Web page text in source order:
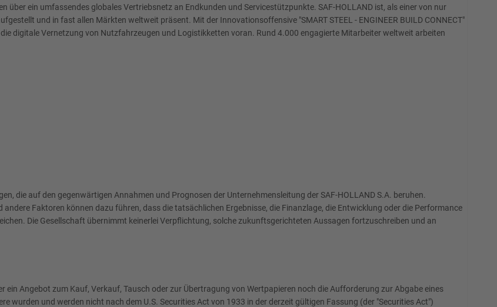
über ein umfassendes globales Vertriebsnetz an Endkunden und Servicestützpunkte. SAF-HOLLAND ist, als einer von nur
und in fast allen Märkten weltweit präsent. Mit der Innovationsoffensive "SMART STEEL - ENGINEER BUILD CONNECT"
digitale Vernetzung von Nutzfahrzeugen und Logistikketten voran. Rund 4.000 engagierte Mitarbeiter weltweit arbeiten
die auf den gegenwärtigen Annahmen und Prognosen der Unternehmensleitung der SAF-HOLLAND S.A. beruhen.
Faktoren können dazu führen, dass die tatsächlichen Ergebnisse, die Finanzlage, die Entwicklung oder die Performance
Die Gesellschaft übernimmt keinerlei Verpflichtung, solche zukunftsgerichteten Aussagen fortzuschreiben und an
Angebot zum Kauf, Verkauf, Tausch oder zur Übertragung von Wertpapieren noch die Aufforderung zur Abgabe eines
wurden und werden nicht nach dem U.S. Securities Act von 1933 in der derzeit gültigen Fassung (der "Securities Act")